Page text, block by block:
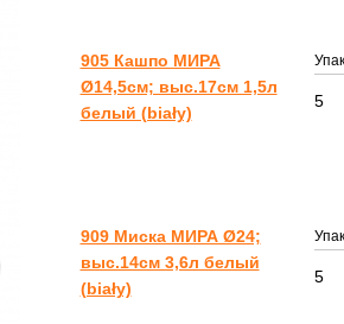
905 Кашпо МИРА
Ø14,5см; выс.17см 1,5л
белый (biały)
5
909 Миска МИРА Ø24;
выс.14см 3,6л белый
(biały)
5